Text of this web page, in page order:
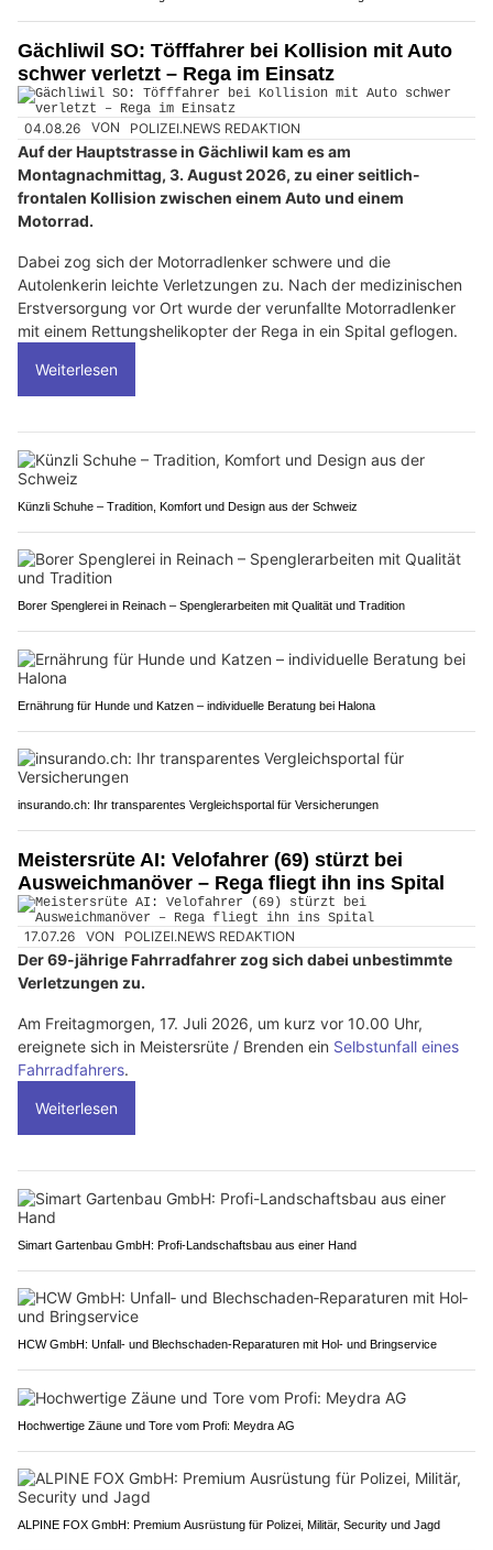
Gächliwil SO: Töfffahrer bei Kollision mit Auto
schwer verletzt – Rega im Einsatz
04.08.26 VON POLIZEI.NEWS REDAKTION
Auf der Hauptstrasse in Gächliwil kam es am
Montagnachmittag, 3. August 2026, zu einer seitlich-
frontalen Kollision zwischen einem Auto und einem
Motorrad.
Dabei zog sich der Motorradlenker schwere und die
Autolenkerin leichte Verletzungen zu. Nach der medizinischen
Erstversorgung vor Ort wurde der verunfallte Motorradlenker
mit einem Rettungshelikopter der Rega in ein Spital geflogen.
Weiterlesen
Künzli Schuhe – Tradition, Komfort und Design aus der Schweiz
Borer Spenglerei in Reinach – Spenglerarbeiten mit Qualität und Tradition
Ernährung für Hunde und Katzen – individuelle Beratung bei Halona
insurando.ch: Ihr transparentes Vergleichsportal für Versicherungen
Meistersrüte AI: Velofahrer (69) stürzt bei
Ausweichmanöver – Rega fliegt ihn ins Spital
17.07.26 VON POLIZEI.NEWS REDAKTION
Der 69-jährige Fahrradfahrer zog sich dabei unbestimmte
Verletzungen zu.
Am Freitagmorgen, 17. Juli 2026, um kurz vor 10.00 Uhr,
ereignete sich in Meistersrüte / Brenden ein Selbstunfall eines
Fahrradfahrers.
Weiterlesen
Simart Gartenbau GmbH: Profi-Landschaftsbau aus einer Hand
HCW GmbH: Unfall‑ und Blechschaden‑Reparaturen mit Hol‑ und Bringservice
Hochwertige Zäune und Tore vom Profi: Meydra AG
ALPINE FOX GmbH: Premium Ausrüstung für Polizei, Militär, Security und Jagd